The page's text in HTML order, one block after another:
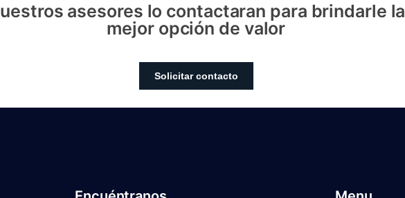
asesores lo contactaran para brindarle la
mejor opción de valor
Solicitar contacto